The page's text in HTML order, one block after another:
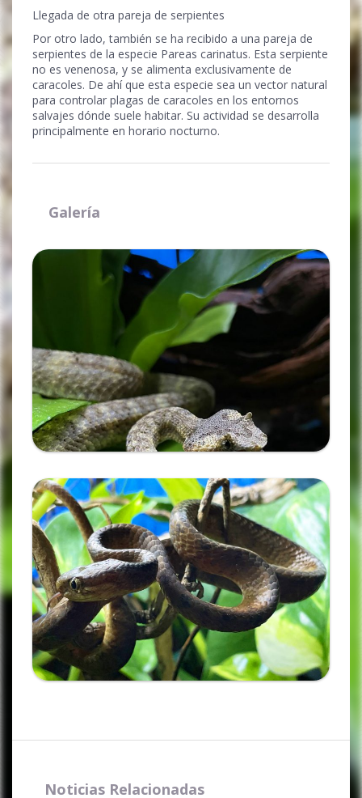
Llegada de otra pareja de serpientes
Por otro lado, también se ha recibido a una pareja de
serpientes de la especie Pareas carinatus. Esta serpiente
no es venenosa, y se alimenta exclusivamente de
caracoles. De ahí que esta especie sea un vector natural
para controlar plagas de caracoles en los entornos
salvajes dónde suele habitar. Su actividad se desarrolla
principalmente en horario nocturno.
Galería
Ampliar
Ampliar
Noticias Relacionadas